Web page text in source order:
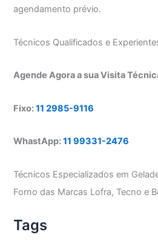
agendamento prévio.
Técnicos Qualificados e
Agende Agora a sua Visita
Fixo:11 2985-9116
WhastApp:11 99331-2476
Técnicos Especializados em
Forno das Marcas Lofra, Tecno e
Tags